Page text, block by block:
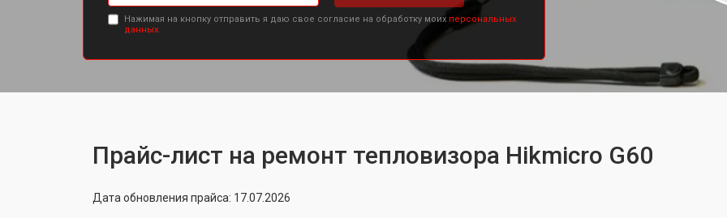
Нажимая на кнопку отправить я даю свое согласие на обработку моих персональных
данных.
Прайс-лист на ремонт тепловизора Hikmicro G60
Дата обновления прайса: 17.07.2026